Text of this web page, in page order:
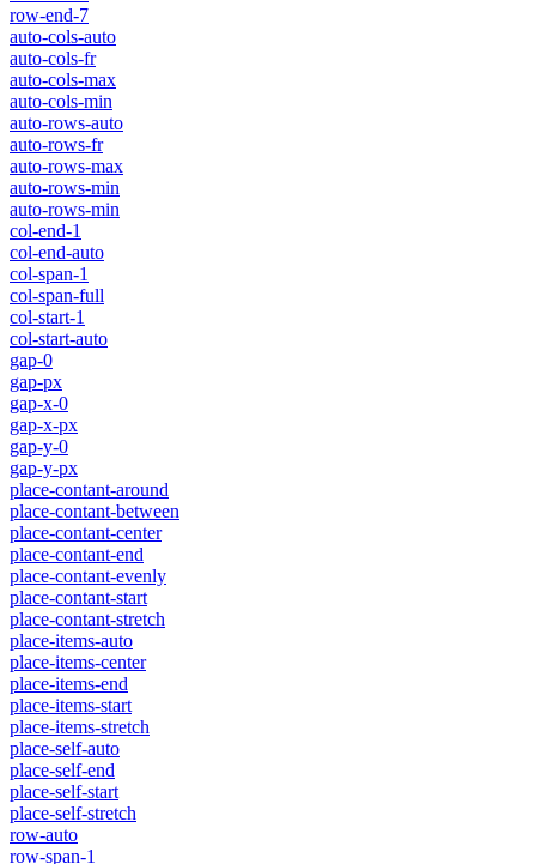
row-end-7
auto-cols-auto
auto-cols-fr
auto-cols-max
auto-cols-min
auto-rows-auto
auto-rows-fr
auto-rows-max
auto-rows-min
auto-rows-min
col-end-1
col-end-auto
col-span-1
col-span-full
col-start-1
col-start-auto
gap-0
gap-px
gap-x-0
gap-x-px
gap-y-0
gap-y-px
place-contant-around
place-contant-between
place-contant-center
place-contant-end
place-contant-evenly
place-contant-start
place-contant-stretch
place-items-auto
place-items-center
place-items-end
place-items-start
place-items-stretch
place-self-auto
place-self-end
place-self-start
place-self-stretch
row-auto
row-span-1